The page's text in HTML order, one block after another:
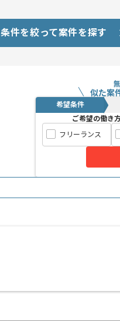
条件を絞って案件を探す
似た案
希望条件
ご希望の働き
フリーランス